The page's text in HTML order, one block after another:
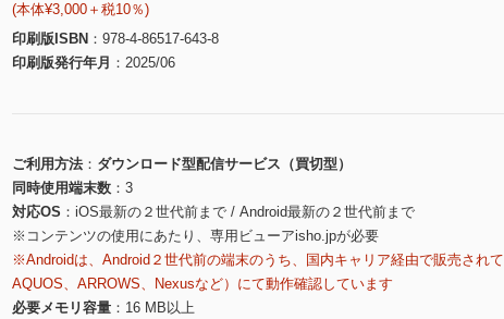
(本体¥3,000＋税10％)
印刷版ISBN
978-4-86517-643-8
印刷版発行年月
2025/06
ご利用方法
ダウンロード型配信サービス（買切型）
同時使用端末数
3
対応OS
iOS最新の２世代前まで / Android最新の２世代前まで
※コンテンツの使用にあたり、専用ビューアisho.jpが必要
※Androidは、Android２世代前の端末のうち、国内キャリア経由で販売され
AQUOS、ARROWS、Nexusなど）にて動作確認しています
必要メモリ容量
16 MB以上